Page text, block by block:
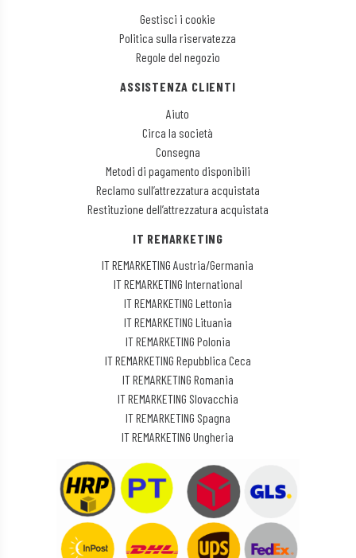
Gestisci i cookie
Politica sulla riservatezza
Regole del negozio
ASSISTENZA CLIENTI
Aiuto
Circa la società
Consegna
Metodi di pagamento disponibili
Reclamo sull’attrezzatura acquistata
Restituzione dell’attrezzatura acquistata
IT REMARKETING
IT REMARKETING Austria/Germania
IT REMARKETING International
IT REMARKETING Lettonia
IT REMARKETING Lituania
IT REMARKETING Polonia
IT REMARKETING Repubblica Ceca
IT REMARKETING Romania
IT REMARKETING Slovacchia
IT REMARKETING Spagna
IT REMARKETING Ungheria